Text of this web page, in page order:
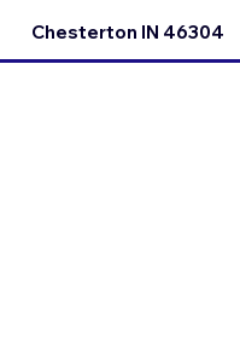
Chesterton IN 46304